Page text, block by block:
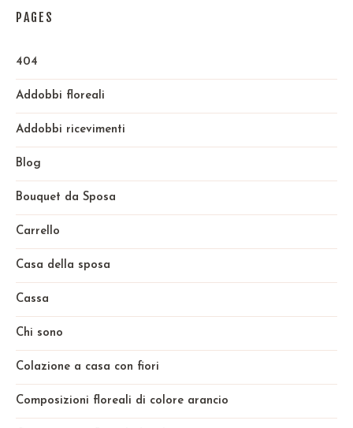
PAGES
404
Addobbi floreali
Addobbi ricevimenti
Blog
Bouquet da Sposa
Carrello
Casa della sposa
Cassa
Chi sono
Colazione a casa con fiori
Composizioni floreali di colore arancio